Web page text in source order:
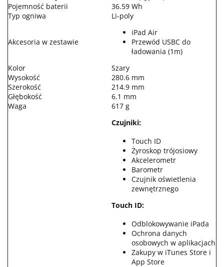
Pojemność baterii
36.59 Wh
Typ ogniwa
Li-poly
Akcesoria w zestawie
iPad Air
Przewód USBC do
ładowania (1m)
Kolor
Szary
Wysokość
280.6 mm
Szerokość
214.9 mm
Głębokość
6.1 mm
Waga
617 g
Czujniki:
Touch ID
Żyroskop trójosiowy
Akcelerometr
Barometr
Czujnik oświetlenia
zewnętrznego
Touch ID:
Odblokowywanie iPada
Ochrona danych
osobowych w aplikacjach
Zakupy w iTunes Store i
App Store